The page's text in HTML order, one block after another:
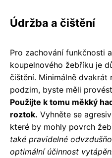
Údržba a čištění
Pro zachování funkčnosti
koupelnového žebříku je
čištění. Minimálně dvakrát
podzim, byste měli
Použijte k tomu měkký
roztok. Vyhněte se
které by mohly povrch
také pravidelné
optimální účinnost